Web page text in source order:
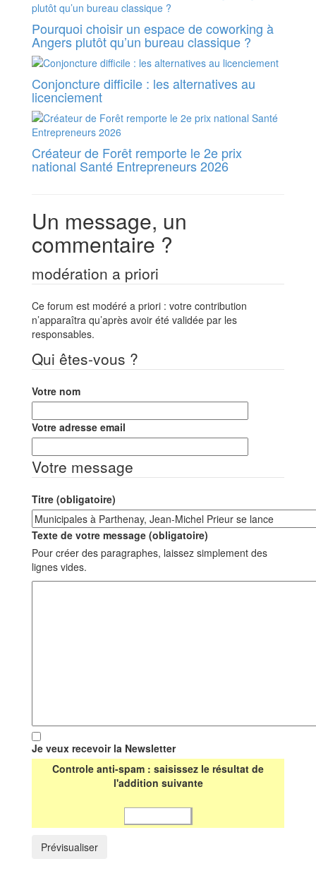
Pourquoi choisir un espace de coworking à
Angers plutôt qu’un bureau classique ?
Conjoncture difficile : les alternatives au
licenciement
Créateur de Forêt remporte le 2e prix
national Santé Entrepreneurs 2026
Un message, un
commentaire ?
modération a priori
Ce forum est modéré a priori : votre contribution
n’apparaîtra qu’après avoir été validée par les
responsables.
Qui êtes-vous ?
Votre nom
Votre adresse email
Votre message
Titre (obligatoire)
Texte de votre message (obligatoire)
Pour créer des paragraphes, laissez simplement des
lignes vides.
Je veux recevoir la Newsletter
Controle anti-spam : saisissez le résultat de
l'addition suivante